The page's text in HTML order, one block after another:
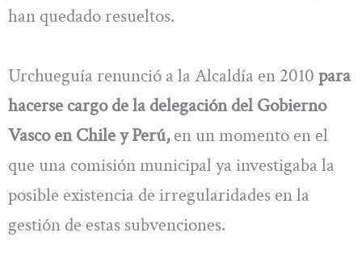
han quedado resueltos.
Urchueguía renunció a la Alcaldía en 2010 para
hacerse cargo de la delegación del Gobierno
Vasco en Chile y Perú,en un momento en el
que una comisión municipal ya investigaba la
posible existencia de irregularidades en la
gestión de estas subvenciones.